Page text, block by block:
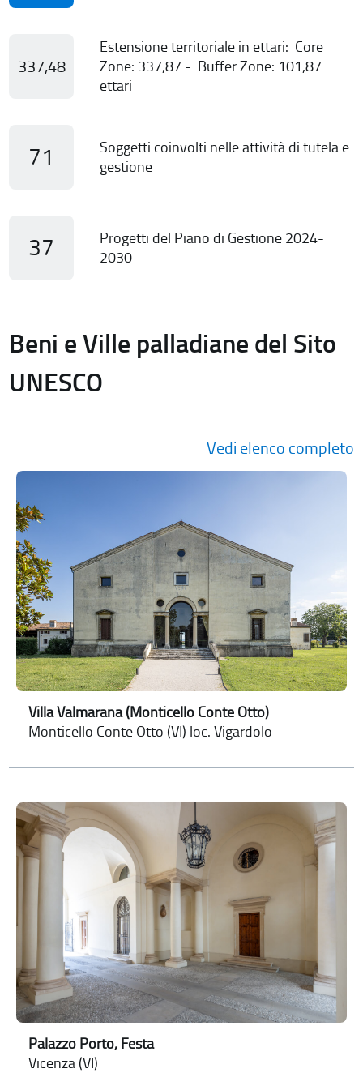
337,48
Estensione territoriale in ettari: Core
Zone: 337,87 - Buffer Zone: 101,87
ettari
71
Soggetti coinvolti nelle attività di tutela e
gestione
37
Progetti del Piano di Gestione 2024-
2030
Beni e Ville palladiane del Sito
UNESCO
Vedi elenco completo
Villa Valmarana (Monticello Conte Otto)
Monticello Conte Otto (VI) loc. Vigardolo
Palazzo Porto, Festa
Vicenza (VI)